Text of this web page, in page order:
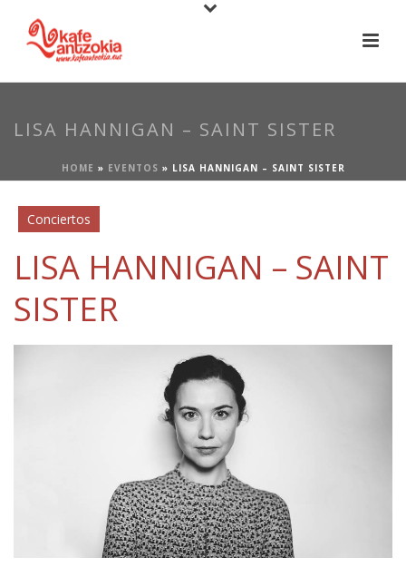
LISA HANNIGAN – SAINT SISTER
HOME » EVENTOS » LISA HANNIGAN – SAINT SISTER
Conciertos
LISA HANNIGAN – SAINT
SISTER